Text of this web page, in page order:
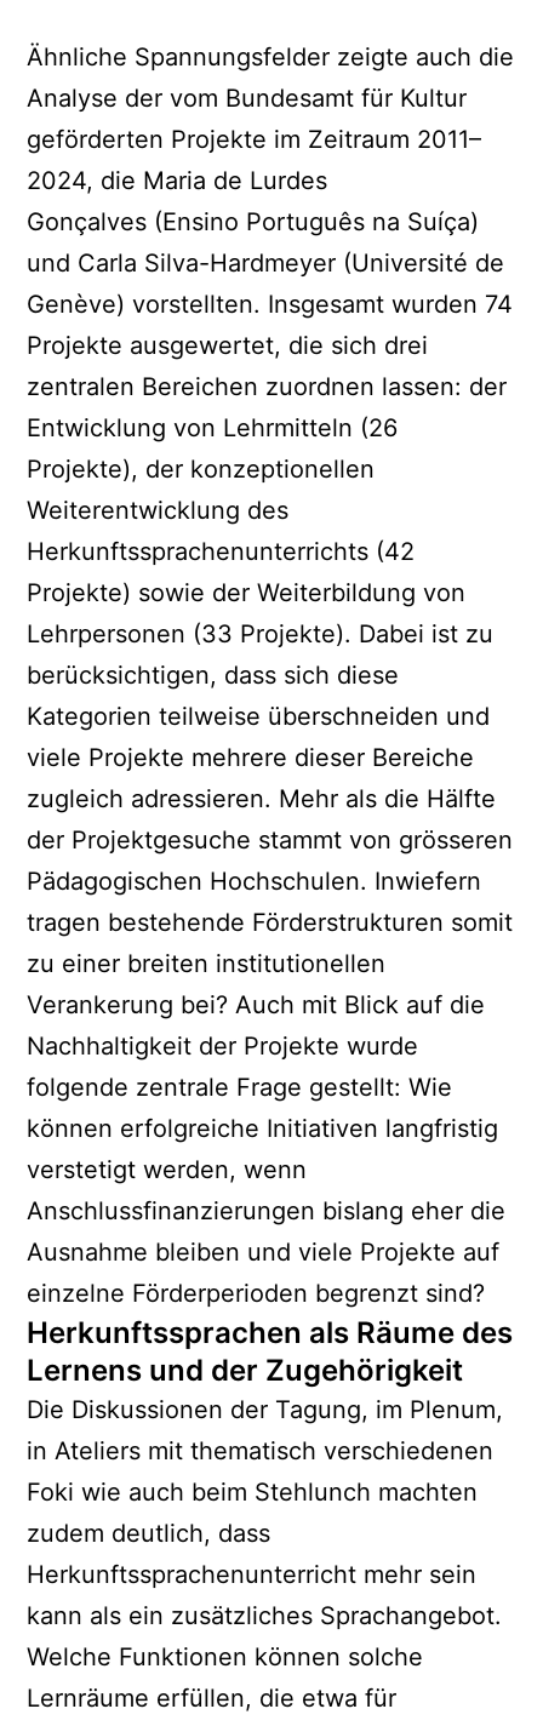
Ähnliche Spannungsfelder zeigte auch die
Analyse der vom Bundesamt für Kultur
geförderten Projekte im Zeitraum 2011–
2024, die Maria de Lurdes
Gonçalves (Ensino Português na Suíça)
und Carla Silva-Hardmeyer (Université de
Genève) vorstellten. Insgesamt wurden 74
Projekte ausgewertet, die sich drei
zentralen Bereichen zuordnen lassen: der
Entwicklung von Lehrmitteln (26
Projekte), der konzeptionellen
Weiterentwicklung des
Herkunftssprachenunterrichts (42
Projekte) sowie der Weiterbildung von
Lehrpersonen (33 Projekte). Dabei ist zu
berücksichtigen, dass sich diese
Kategorien teilweise überschneiden und
viele Projekte mehrere dieser Bereiche
zugleich adressieren. Mehr als die Hälfte
der Projektgesuche stammt von grösseren
Pädagogischen Hochschulen. Inwiefern
tragen bestehende Förderstrukturen somit
zu einer breiten institutionellen
Verankerung bei? Auch mit Blick auf die
Nachhaltigkeit der Projekte wurde
folgende zentrale Frage gestellt: Wie
können erfolgreiche Initiativen langfristig
verstetigt werden, wenn
Anschlussfinanzierungen bislang eher die
Ausnahme bleiben und viele Projekte auf
einzelne Förderperioden begrenzt sind?
Herkunftssprachen als Räume des
Lernens und der Zugehörigkeit
Die Diskussionen der Tagung, im Plenum,
in Ateliers mit thematisch verschiedenen
Foki wie auch beim Stehlunch machten
zudem deutlich, dass
Herkunftssprachenunterricht mehr sein
kann als ein zusätzliches Sprachangebot.
Welche Funktionen können solche
Lernräume erfüllen, die etwa für